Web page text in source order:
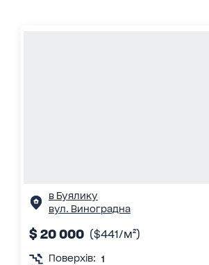
в Буялику
вул. Виноградна
$ 20 000 ($441/м²)
Поверхів: 1